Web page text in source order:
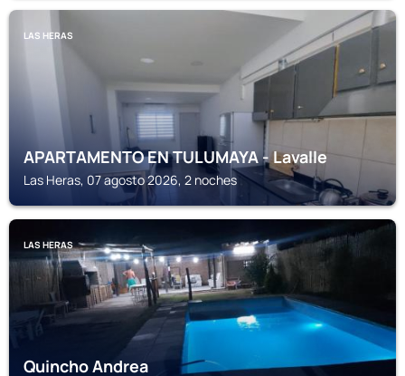
LAS HERAS
APARTAMENTO EN TULUMAYA - Lavalle
Las Heras, 07 agosto 2026, 2 noches
LAS HERAS
Quincho Andrea